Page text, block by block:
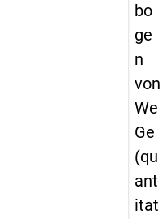
bo
ge
n
von
We
Ge
(qu
ant
itat